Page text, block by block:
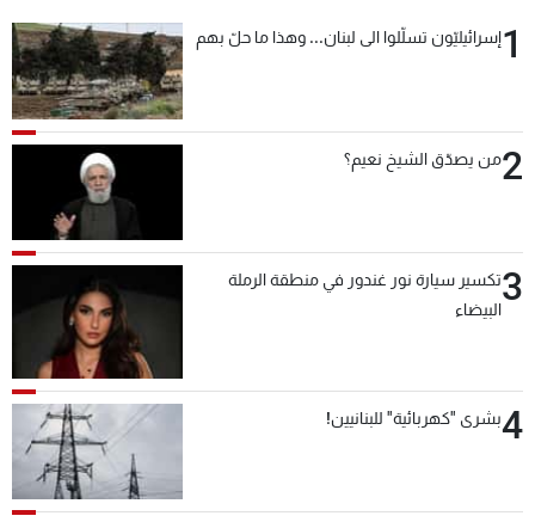
1إسرائيليّون تسلّلوا الى لبنان... وهذا ما حلّ بهم
2من يصدّق الشيخ نعيم؟
3تكسير سيارة نور غندور في منطقة الرملة
البيضاء
4بشرى "كهربائية" للبنانيين!